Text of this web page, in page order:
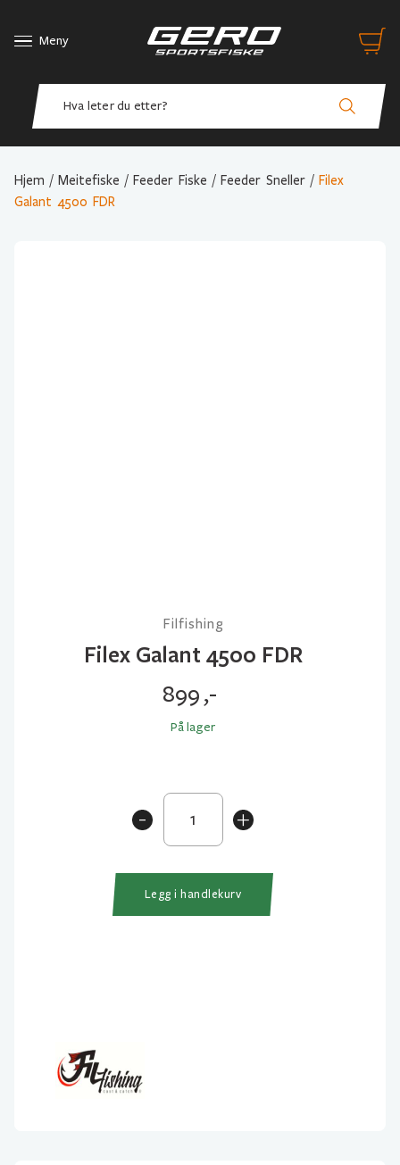
Meny
Hjem / Meitefiske / Feeder Fiske / Feeder Sneller / Filex
Galant 4500 FDR
Filfishing
Filex Galant 4500 FDR
899,-
På lager
+
Galant
4500
antall
-
Legg i handlekurv